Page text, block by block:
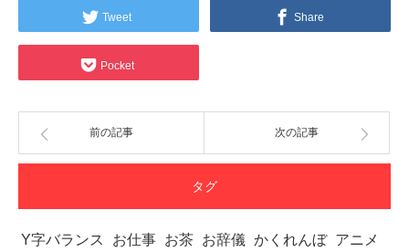
Tweet Share
Pocket
前の記事 次の記事
タグ
Y字バランス お仕事 お茶 お辞儀 かくれんぼ アニメ